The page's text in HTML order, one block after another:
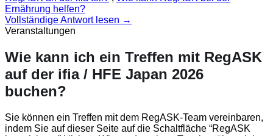
Ernährung helfen?
Vollständige Antwort lesen →
Veranstaltungen
Wie kann ich ein Treffen mit RegASK
auf der ifia / HFE Japan 2026
buchen?
Sie können ein Treffen mit dem RegASK-Team vereinbaren,
indem Sie auf dieser Seite auf die Schaltfläche “RegASK